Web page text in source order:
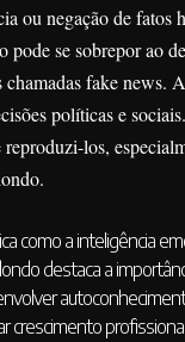
ou negação de fatos
se sobrepor ao
fake news.
políticas e
los,
como a inteligência
destaca a
crescimento